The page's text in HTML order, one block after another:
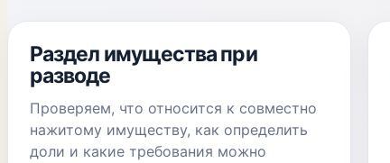
Раздел имущества при
разводе
Проверяем, что относится к совместно
нажитому имуществу, как определить
доли и какие требования можно